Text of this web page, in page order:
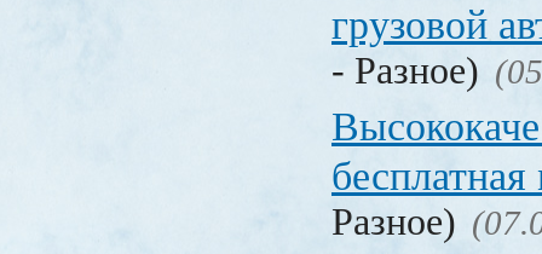
грузовой
- Разное)
Разное)